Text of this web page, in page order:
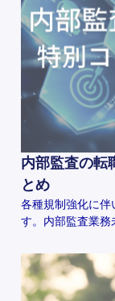
内部監査の転
とめ
各種規制強化に伴
す。内部監査業